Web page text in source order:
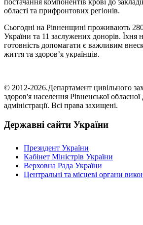
постачання компонентів крові до
області та прифронтових регіонів.
Сьогодні на Рівненщині проживають
України та 11 заслужених донорів. Їхня
готовність допомагати є важливим
життя та здоров’я українців.
© 2012-2026.Департамент цивільного
здоров'я населення Рівненської
адміністрації. Всі права захищені.
Державні сайти України
Президент України
Кабінет Міністрів України
Верховна Рада України
Центральні та місцеві органи